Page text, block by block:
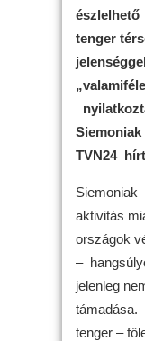
észlelhető
tenger
TVN24
Siemoniak
aktivitás
országok
–
jelenleg
tenger –